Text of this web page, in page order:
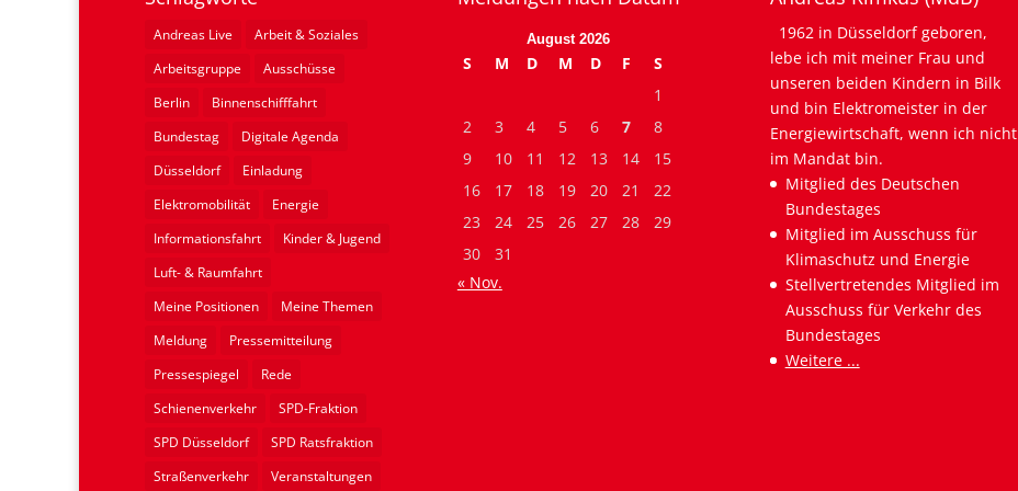
Andreas Live
Arbeit & Soziales
Arbeitsgruppe
Ausschüsse
Berlin
Binnenschifffahrt
Bundestag
Digitale Agenda
Düsseldorf
Einladung
Elektromobilität
Energie
Informationsfahrt
Kinder & Jugend
Luft- & Raumfahrt
Meine Positionen
Meine Themen
Meldung
Pressemitteilung
Pressespiegel
Rede
Schienenverkehr
SPD-Fraktion
SPD Düsseldorf
SPD Ratsfraktion
Straßenverkehr
Veranstaltungen
August 2026
S M D M D F
S
1
2
3 4 5 6 7
8
9
10 11 12 13 14
15
16
17 18 19 20 21
22
23
24 25 26 27 28
29
30
31
« Nov.
1962 in Düsseldorf geboren,
lebe ich mit meiner Frau und
unseren beiden Kindern in Bilk
und bin Elektromeister in der
Energiewirtschaft, wenn ich nicht
im Mandat bin.
Mitglied des Deutschen
Bundestages
Mitglied im Ausschuss für
Klimaschutz und Energie
Stellvertretendes Mitglied im
Ausschuss für Verkehr des
Bundestages
Weitere ...